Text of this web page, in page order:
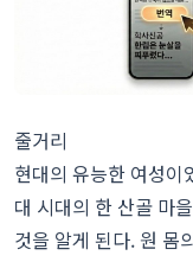
줄거리
현대의 유능한 여성
대 시대의 한 산골 마
것을 알게 된다. 원 몸